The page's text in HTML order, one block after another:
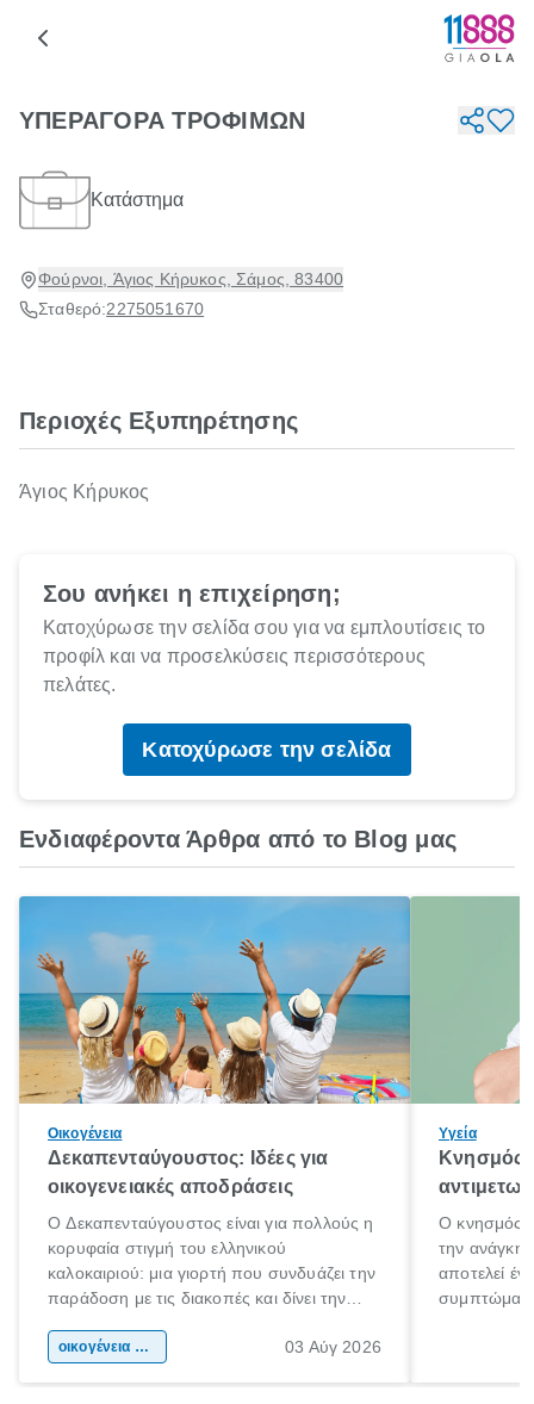
ΥΠΕΡΑΓΟΡΑ ΤΡΟΦΙΜΩΝ
Κατάστημα
Φούρνοι, Άγιος Κήρυκος, Σάμος, 83400
Σταθερό:2275051670
Περιοχές Εξυπηρέτησης
Άγιος Κήρυκος
Σου ανήκει η επιχείρηση;
Κατοχύρωσε την σελίδα σου για να εμπλουτίσεις το
προφίλ και να προσελκύσεις περισσότερους
πελάτες.
Κατοχύρωσε την σελίδα
Ενδιαφέροντα Άρθρα από το Blog μας
Οικογένεια
Δεκαπενταύγουστος: Ιδέες για
οικογενειακές αποδράσεις
Ο Δεκαπενταύγουστος είναι για πολλούς η
κορυφαία στιγμή του ελληνικού
καλοκαιριού: μια γιορτή που συνδυάζει την
παράδοση με τις διακοπές και δίνει την
χώρας. Είτε πρόκειται για λίγες μέρες
οικογένεια & παιδί 03 Αύγ 2026
Υγεία
Κνησμός:
Ο κνησμός
την ανάγκη
αποτελεί